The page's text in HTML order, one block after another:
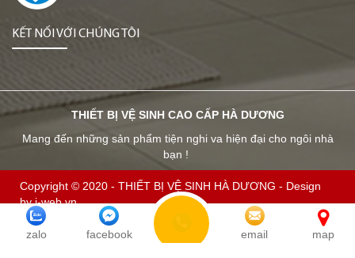
KẾT NỐI VỚI CHÚNG TÔI
THIẾT BỊ VỆ SINH CAO CẤP HÀ DƯƠNG
Mang đến những sản phẩm tiện nghi va hiện đại cho ngôi nhà
bạn !
Copyright © 2020 - THIẾT BỊ VỆ SINH HÀ DƯƠNG - Design
by i-web.vn
Đang online:
| Tổng truy cập: 1140990
zalo facebook email map